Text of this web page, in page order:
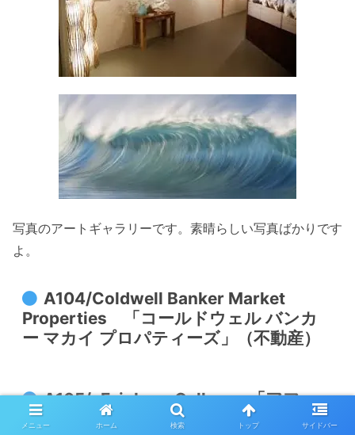
写真のアートギャラリーです。素晴らしい写真ばかりです
よ。
A104/Coldwell Banker Market
Properties 「コールドウェル バンカ
ー マカイ プロパティーズ」（不動産）
A105/aFeinberg Gallery 「アファ
インバーグ ギャラリー」（画廊）
メニュー ホーム 検索 トップ サイドバー